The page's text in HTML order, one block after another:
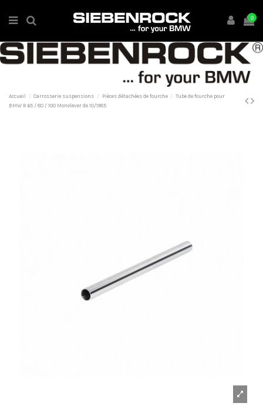
0
Accueil Carrosserie suspensions Pièces détachées de fourche
Tube de fourche pour
BMW R 65 / 80 / 100 Monolever de 10/1985